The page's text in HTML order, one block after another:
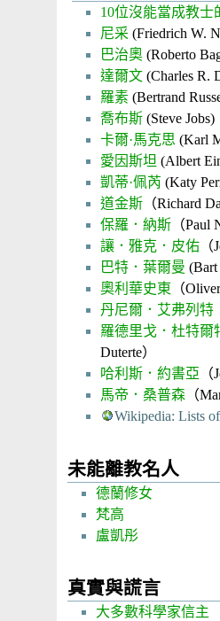
10位沒能當成教士
尼采 (Friedrich W.
巴治奧 (Roberto
達爾文 (Charles R.
羅素 (Bertrand
喬布斯 (Steve Jobs)
卡爾·馬克思 (Karl
愛因斯坦 (Albert
凱蒂·佩芮 (Katy
道金斯 （Richard
保羅．納斯 （Paul
讓．雅克．皮佑
巴特．葉爾曼 (Bart
奧利華史東 （
丹尼爾．艾弗列特
羅德里戈．杜特爾
Duterte）
哈利斯．約書亞
馬帝．桑普森 （
Wikipedia: Lists
未能離教名人
德蘭修女
梵高
盧凱彤
真實與謊言
大多數科學家信主